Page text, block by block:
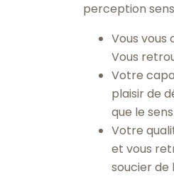
perception
Vous vous
Vous
Votre
plaisir de
que le
Votre
et vous
soucier de